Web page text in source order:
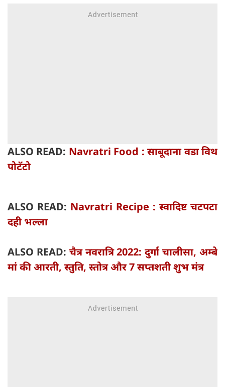
ALSO READ: Navratri Food : साबूदाना वडा विथ
पोटॅटो
ALSO READ: Navratri Recipe : स्वादिष्ट चटपटा
दही भल्ला
ALSO READ: चैत्र नवरात्रि 2022: दुर्गा चालीसा, अम्बे
मां की आरती, स्तुति, स्तोत्र और 7 सप्तशती शुभ मंत्र